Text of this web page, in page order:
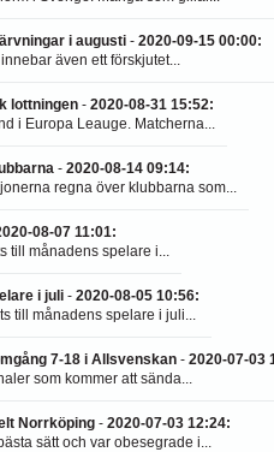
i augusti - 2020-09-15 00:00:
även ett förskjutet...
lottningen - 2020-08-31 15:52:
i Europa Leauge. Matcherna...
- 2020-08-14 09:14:
regna över klubbarna som...
08-07 11:01:
till månadens spelare i...
i juli - 2020-08-05 10:56:
till månadens spelare i juli...
7-18 i Allsvenskan - 2020-07-03
som kommer att sända...
Norrköping - 2020-07-03 12:24:
sätt och var obesegrade i...